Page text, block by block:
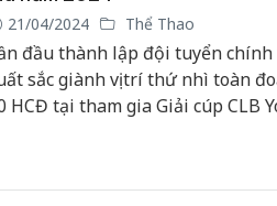
21/04/2024 Thể Thao
đầu thành lập đội tuyển
sắc giành vị trí thứ nhì toàn
HCĐ tại tham gia Giải cúp CLB